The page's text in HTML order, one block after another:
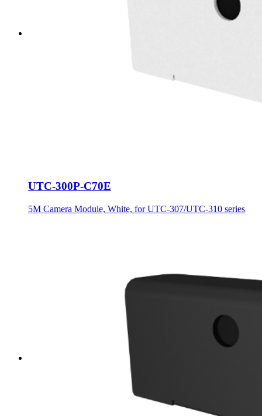
UTC-300P-C70E
5M Camera Module, White, for UTC-307/UTC-310 series